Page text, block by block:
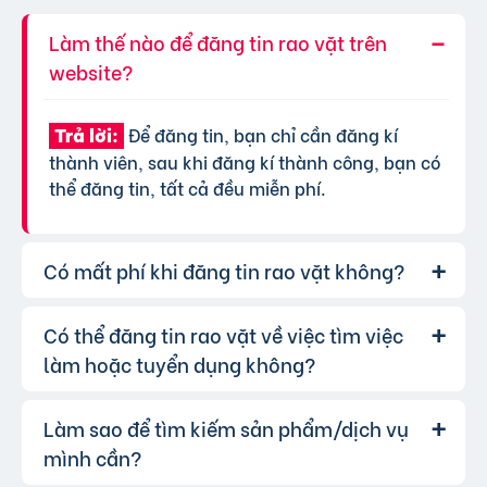
Làm thế nào để đăng tin rao vặt trên
website?
Trả lời: Để đăng tin, bạn chỉ cần đăng kí
thành viên, sau khi đăng kí thành công, bạn có
thể đăng tin, tất cả đều miễn phí.
Có mất phí khi đăng tin rao vặt không?
Trả lời: Chúng tôi cung cấp gói đăng tin miễn
phí cơ bản cho tất cả người dùng. Tuy nhiên, để
thị, bạn có thể lựa chọn các gói dịch vụ nâng
cấp với chi phí hợp lý, xem thêmphí dịch vụ tin
VIP.
Có thể đăng tin rao vặt về việc tìm việc
làm hoặc tuyển dụng không?
Trả lời: Hoàn toàn có thể. Website của chúng
tôi hỗ trợ đăng tin tuyển dụng và tìm việc làm.
Làm sao để tìm kiếm sản phẩm/dịch vụ
mình cần?